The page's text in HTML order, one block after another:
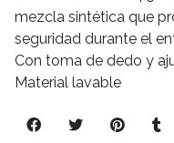
mezcla sintética que
seguridad durante el
Con toma de dedo y
Material lavable